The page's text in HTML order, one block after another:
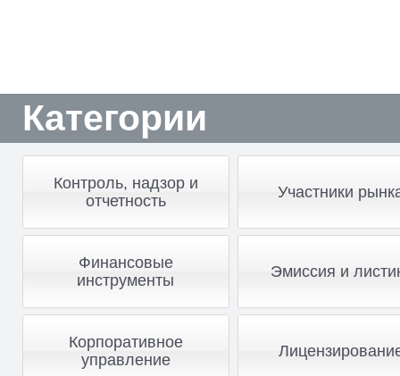
Категории
Контроль, надзор и
отчетность
Участники
Финансовые
инструменты
Эмиссия и
Корпоративное
управление